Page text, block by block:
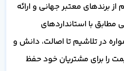
برندهای معتبر جهانی و ارائه
مطابق با استانداردهای
در تلاشیم تا اصالت، دانش و
را برای مشتریان خود حفظ